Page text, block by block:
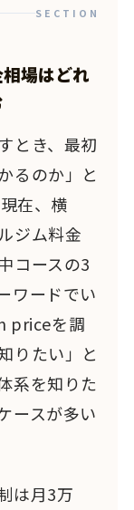
SECTION
場はどれ
とき、最初
るのか」と
在、横
ジム料金
コースの3
ワードでい
priceを調
りたい」と
系を知りた
ースが多い
は月3万